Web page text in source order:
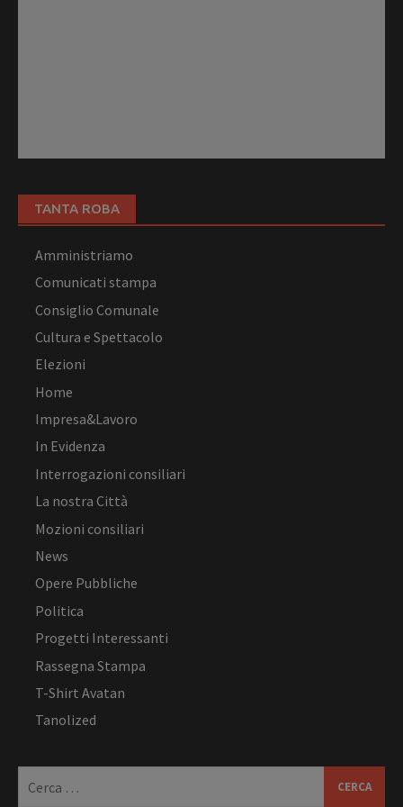
TANTA ROBA
Amministriamo
Comunicati stampa
Consiglio Comunale
Cultura e Spettacolo
Elezioni
Home
Impresa&Lavoro
In Evidenza
Interrogazioni consiliari
La nostra Città
Mozioni consiliari
News
Opere Pubbliche
Politica
Progetti Interessanti
Rassegna Stampa
T-Shirt Avatan
Tanolized
per: